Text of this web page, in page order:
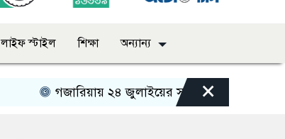
লাইফ স্টাইল শিক্ষা অন্যান্য
গজারিয়ায় ২৪ জুলাইয়ের স্মৃতিচারণ: গুমের ভয়াবহ
×